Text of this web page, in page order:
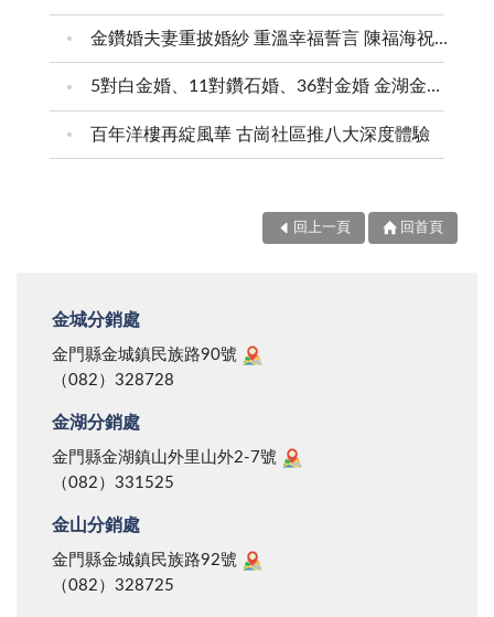
金鑽婚夫妻重披婚紗 重溫幸福誓言 陳福海祝福牽手半世紀 情深相守成典範
5對白金婚、11對鑽石婚、36對金婚 金湖金沙夫妻共享榮耀時刻 陳福海表揚金鑽婚夫妻 向半世紀相守家庭典範致敬
百年洋樓再綻風華 古崗社區推八大深度體驗
回上一頁 回首頁
金城分銷處
金門縣金城鎮民族路90號
（082）328728
金湖分銷處
金門縣金湖鎮山外里山外2-7號
（082）331525
金山分銷處
金門縣金城鎮民族路92號
（082）328725